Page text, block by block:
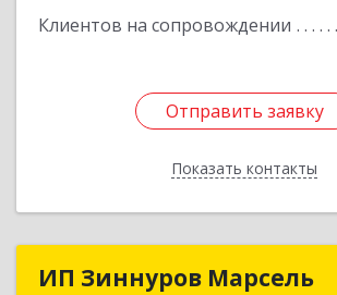
Клиентов на сопровождении
Отправить заявку
Показать контакты
Отправить заявку
Назад
ИП Зиннуров Марсель
ИП Зиннуров